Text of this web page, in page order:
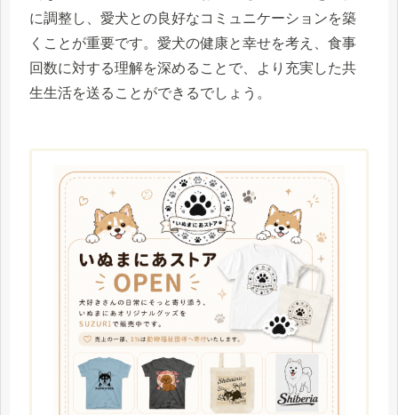
に調整し、愛犬との良好なコミュニケーションを築
くことが重要です。愛犬の健康と幸せを考え、食事
回数に対する理解を深めることで、より充実した共
生生活を送ることができるでしょう。